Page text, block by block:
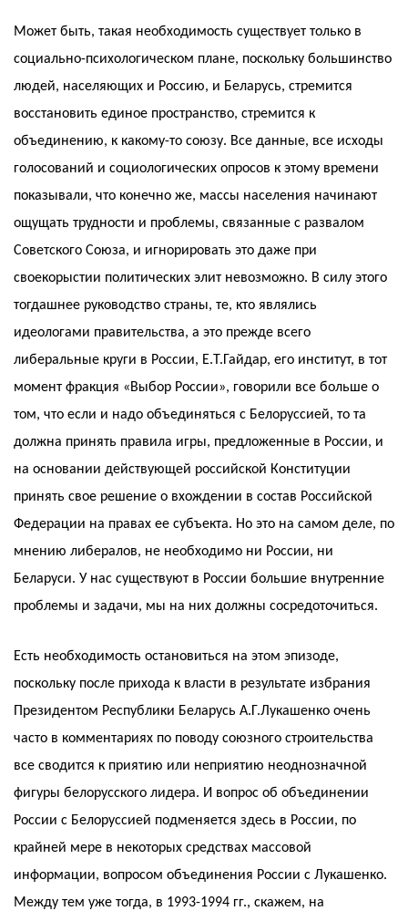
Может быть, такая необходимость существует только в
социально-психологическом плане, поскольку большинство
людей, населяющих и Россию, и Беларусь, стремится
восстановить единое пространство, стремится к
объединению, к какому-то союзу. Все данные, все исходы
голосований и социологических опросов к этому времени
показывали, что конечно же, массы населения начинают
ощущать трудности и проблемы, связанные с развалом
Советского Союза, и игнорировать это даже при
своекорыстии политических элит невозможно. В силу этого
тогдашнее руководство страны, те, кто являлись
идеологами правительства, а это прежде всего
либеральные круги в России, Е.Т.Гайдар, его институт, в тот
момент фракция «Выбор России», говорили все больше о
том, что если и надо объединяться с Белоруссией, то та
должна принять правила игры, предложенные в России, и
на основании действующей российской Конституции
принять свое решение о вхождении в состав Российской
Федерации на правах ее субъекта. Но это на самом деле, по
мнению либералов, не необходимо ни России, ни
Беларуси. У нас существуют в России большие внутренние
проблемы и задачи, мы на них должны сосредоточиться.
Есть необходимость остановиться на этом эпизоде,
поскольку после прихода к власти в результате избрания
Президентом Республики Беларусь А.Г.Лукашенко очень
часто в комментариях по поводу союзного строительства
все сводится к приятию или неприятию неоднозначной
фигуры белорусского лидера. И вопрос об объединении
России с Белоруссией подменяется здесь в России, по
крайней мере в некоторых средствах массовой
информации, вопросом объединения России с Лукашенко.
Между тем уже тогда, в 1993-1994 гг., скажем, на